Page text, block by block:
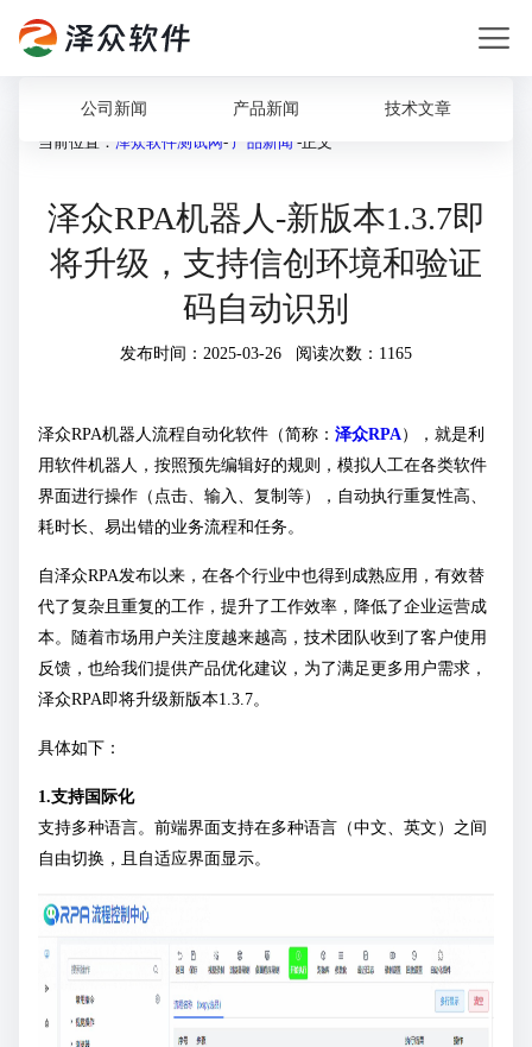
公司新闻 产品新闻
技术文章
当前位置： 泽众软件测试网- 产品新闻 -正文
泽众RPA机器人-新版本1.3.7即
将升级，支持信创环境和验证
码自动识别
发布时间：2025-03-26 阅读次数：1165
泽众RPA机器人流程自动化软件（简称： 泽众RPA），就是利
用软件机器人，按照预先编辑好的规则，模拟人工在各类软件
界面进行操作（点击、输入、复制等），自动执行重复性高、
耗时长、易出错的业务流程和任务。
自泽众RPA发布以来，在各个行业中也得到成熟应用，有效替
代了复杂且重复的工作，提升了工作效率，降低了企业运营成
本。随着市场用户关注度越来越高，技术团队收到了客户使用
反馈，也给我们提供产品优化建议，为了满足更多用户需求，
泽众RPA即将升级新版本1.3.7。
具体如下：
1.支持国际化
支持多种语言。前端界面支持在多种语言（中文、英文）之间
自由切换，且自适应界面显示。